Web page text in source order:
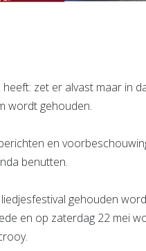
zet er alvast maar in
wordt gehouden.
en
benutten.
gehouden
en op zaterdag 22 mei